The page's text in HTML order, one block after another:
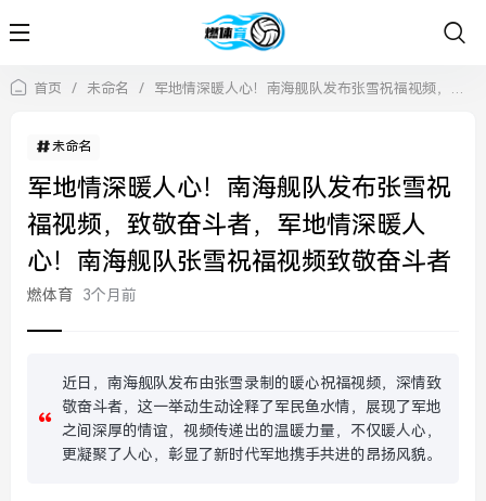
首页 / 未命名 / 军地情深暖人心！南海舰队发布张雪祝福视频，致敬奋斗者，军地情深暖人心！南海舰队张雪祝福视频致敬奋斗者
未命名
军地情深暖人心！南海舰队发布张雪祝
福视频，致敬奋斗者，军地情深暖人
心！南海舰队张雪祝福视频致敬奋斗者
燃体育 3个月前
近日，南海舰队发布由张雪录制的暖心祝福视频，深情致
敬奋斗者，这一举动生动诠释了军民鱼水情，展现了军地
之间深厚的情谊，视频传递出的温暖力量，不仅暖人心，
更凝聚了人心，彰显了新时代军地携手共进的昂扬风貌。